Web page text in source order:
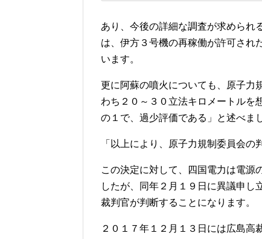
あり、今後の詳細な調査が求められ
は、伊方３号機の再稼働が許可され
います。
更に阿蘇の噴火についても、原子力
わち２０～３０立法キロメートルを
の１で、過少評価である」と述べま
「以上により、原子力規制委員会の
この決定に対して、四国電力は電源
したが、同年２月１９日に異議申し
裁判官が判断することになります。
２０１７年１２月１３日には広島高